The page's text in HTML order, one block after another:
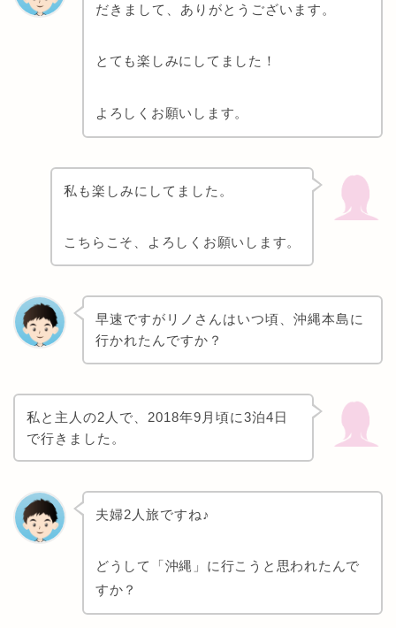
だきまして、ありがとうございます。
とても楽しみにしてました！
よろしくお願いします。
私も楽しみにしてました。
こちらこそ、よろしくお願いします。
早速ですがリノさんはいつ頃、沖縄本島に
行かれたんですか？
私と主人の2人で、2018年9月頃に3泊4日
で行きました。
夫婦2人旅ですね♪
どうして「沖縄」に行こうと思われたんで
すか？